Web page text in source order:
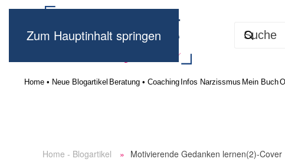
Zum Hauptinhalt springen
Home • Neue Blogartikel Beratung • Coaching Infos Narzissmus Mein Buch
Home - Blogartikel Motivierende Gedanken lernen(2)-Cover